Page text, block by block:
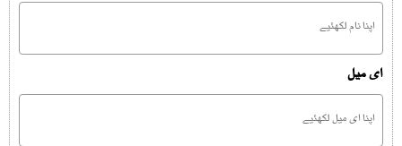
ای میل